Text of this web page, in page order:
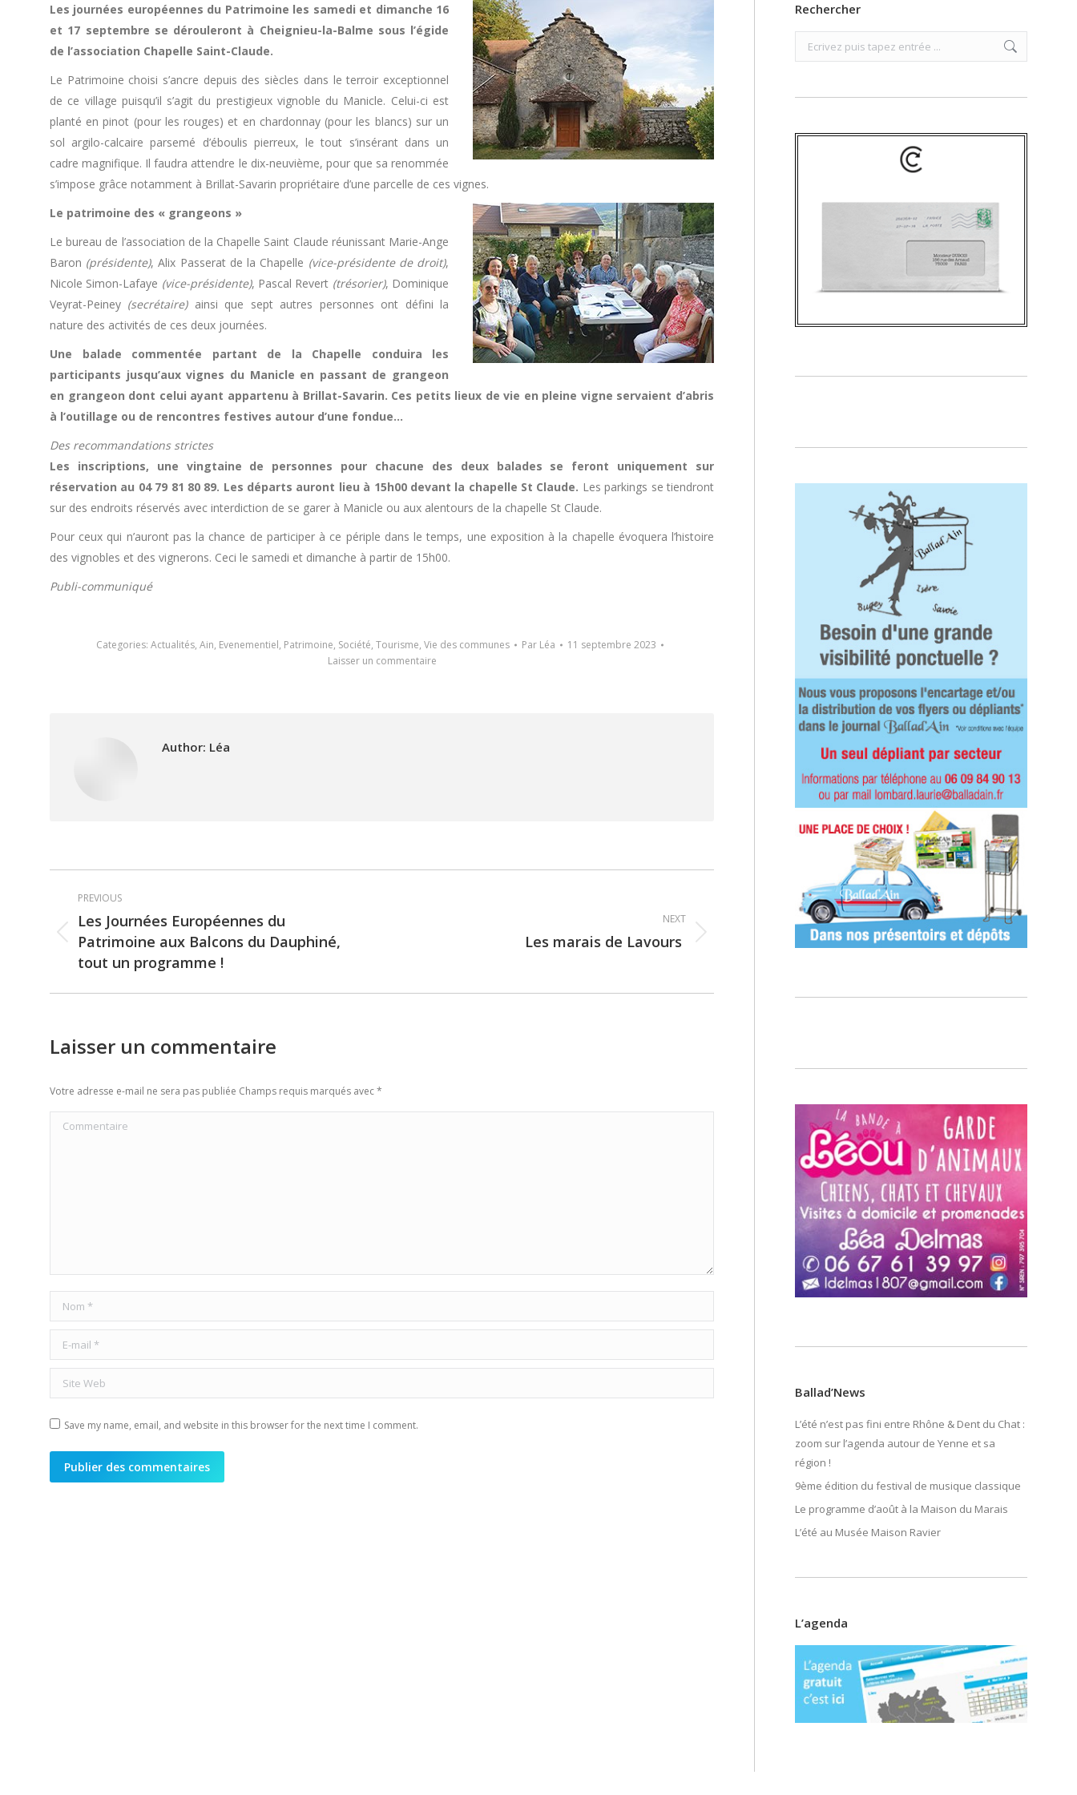
Les journées européennes du Patrimoine les samedi et dimanche 16
et 17 septembre se dérouleront à Cheignieu-la-Balme sous l’égide
de l’association Chapelle Saint-Claude.
Le Patrimoine choisi s’ancre depuis des siècles dans le terroir exceptionnel
de ce village puisqu’il s’agit du prestigieux vignoble du Manicle. Celui-ci est
planté en pinot (pour les rouges) et en chardonnay (pour les blancs) sur un
sol argilo-calcaire parsemé d’éboulis pierreux, le tout s’insérant dans un
cadre magnifique. Il faudra attendre le dix-neuvième, pour que sa renommée
s’impose grâce notamment à Brillat-Savarin propriétaire d’une parcelle de ces vignes.
Le patrimoine des « grangeons »
Le bureau de l’association de la Chapelle Saint Claude réunissant Marie-Ange
Baron (présidente), Alix Passerat de la Chapelle (vice-présidente de droit),
Nicole Simon-Lafaye (vice-présidente), Pascal Revert (trésorier), Dominique
Veyrat-Peiney (secrétaire)ainsi que sept autres personnes ont défini la
nature des activités de ces deux journées.
Une balade commentée partant de la Chapelle conduira les
participants jusqu’aux vignes du Manicle en passant de grangeon
en grangeon dont celui ayant appartenu à Brillat-Savarin. Ces petits lieux de vie en pleine vigne servaient d’abris
à l’outillage ou de rencontres festives autour d’une fondue…
Des recommandations strictes
Les inscriptions, une vingtaine de personnes pour chacune des deux balades se feront uniquement sur
réservation au 04 79 81 80 89. Les départs auront lieu à 15h00 devant la chapelle St Claude. Les parkings se tiendront
sur des endroits réservés avec interdiction de se garer à Manicle ou aux alentours de la chapelle St Claude.
Pour ceux qui n’auront pas la chance de participer à ce périple dans le temps, une exposition à la chapelle évoquera l’histoire
des vignobles et des vignerons. Ceci le samedi et dimanche à partir de 15h00.
Publi-communiqué
Categories: Actualités, Ain, Evenementiel, Patrimoine, Société, Tourisme, Vie des communes Par Léa
11 septembre 2023
Laisser un commentaire
Author: Léa
Post
navigation
PREVIOUS
Previous
post:
Les Journées Européennes du
Patrimoine aux Balcons du Dauphiné,
tout un programme !
NEXT
Les marais de Lavours
Laisser un commentaire
Votre adresse e-mail ne sera pas publiée Champs requis marqués avec*
Commentaire
Nom *
E-mail *
Site Web
Save my name, email, and website in this browser for the next time I comment.
Publier des commentaires
Rechercher
Search:
Ballad’News
L’été n’est pas fini entre Rhône & Dent du Chat :
zoom sur l’agenda autour de Yenne et sa
région !
9ème édition du festival de musique classique
Le programme d’août à la Maison du Marais
L’été au Musée Maison Ravier
L’agenda